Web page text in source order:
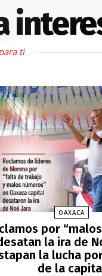
ti
OAXACA
por
la ira de
la lucha
de la